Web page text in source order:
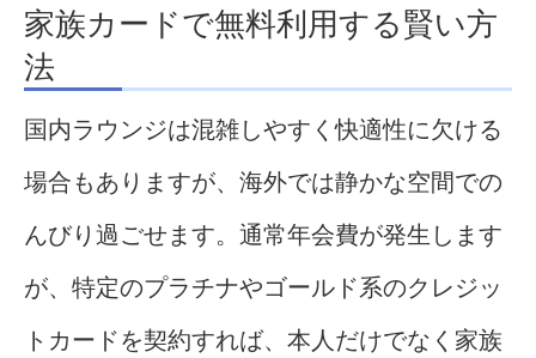
家族カードで無料利用する賢い方
法
国内ラウンジは混雑しやすく快適性に欠ける
場合もありますが、海外では静かな空間での
んびり過ごせます。通常年会費が発生します
が、特定のプラチナやゴールド系のクレジッ
トカードを契約すれば、本人だけでなく家族